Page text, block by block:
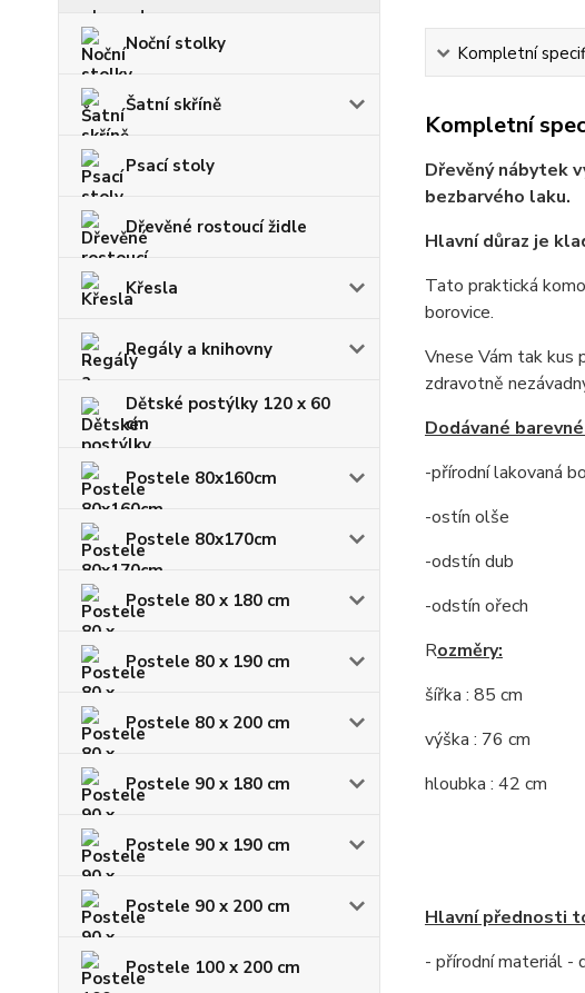
Noční stolky
Šatní skříně
Psací stoly
Dřevěné rostoucí židle
Křesla
Regály a knihovny
Dětské postýlky 120 x 60
cm
Postele 80x160cm
Postele 80x170cm
Postele 80 x 180 cm
Postele 80 x 190 cm
Postele 80 x 200 cm
Postele 90 x 180 cm
Postele 90 x 190 cm
Postele 90 x 200 cm
Postele 100 x 200 cm
Kompletní
Kompletní
Dřevěný nábytek
bezbarvého laku.
Hlavní důraz je
Tato praktická
borovice.
Vnese Vám tak kus
zdravotně
Dodávané
-přírodní lakovaná
-ostín olše
-odstín dub
-odstín ořech
Rozměry:
šířka : 85 cm
výška : 76 cm
hloubka : 42 cm
Hlavní přednosti
- přírodní materiál -